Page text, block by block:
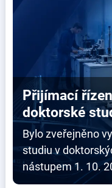
Přijímací
doktorské
Bylo zveřejněno
studiu v
nástupem 1. 10.